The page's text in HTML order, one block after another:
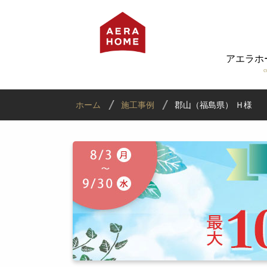
アエラホ
ホーム 施工事例 郡山（福島県） Ｈ様